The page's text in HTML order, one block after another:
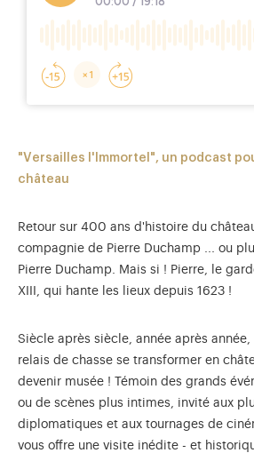
"Versailles l'Immortel", un podcast
château
Retour sur 400 ans d'histoire du
compagnie de Pierre Duchamp ... ou
Pierre Duchamp. Mais si ! Pierre, le
XIII, qui hante les lieux depuis 1623 !
Siècle après siècle, année après
relais de chasse se transformer en
devenir musée ! Témoin des grands
ou de scènes plus intimes, invité aux
diplomatiques et aux tournages de
vous offre une visite inédite - et